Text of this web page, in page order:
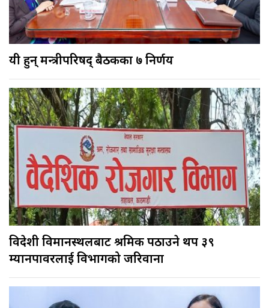
यी हुन् मन्त्रीपरिषद् बैठकका ७ निर्णय
विदेशी विमानस्थलबाट श्रमिक पठाउने थप ३९
म्यानपावरलाई विभागको जरिवाना